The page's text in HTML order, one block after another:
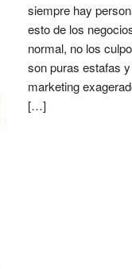
siempre hay
esto de los
normal, no los
son puras estafas
marketing
[…]